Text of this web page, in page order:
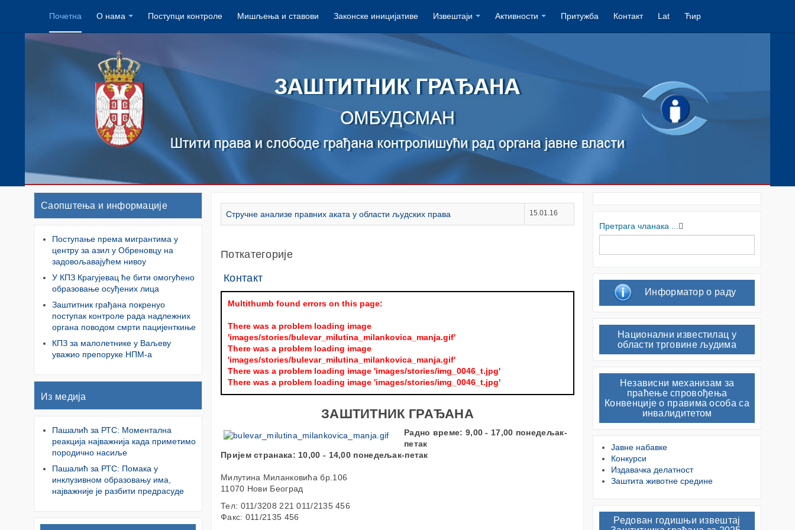
Почетна О нама Поступци контроле Мишљења и ставови Законске иницијативе Извештаји Активности Притужба Контакт Lat Ћир
Стручне анализе правних аката у области људских права 15.01.16
Поткатегорије
Контакт
Multithumb found errors on this page:
There was a problem loading image
'images/stories/bulevar_milutina_milankovica_manja.gif'
There was a problem loading image
'images/stories/bulevar_milutina_milankovica_manja.gif'
There was a problem loading image 'images/stories/img_0046_t.jpg'
There was a problem loading image 'images/stories/img_0046_t.jpg'
ЗАШТИТНИК ГРАЂАНА
Радно време: 9,00 - 17,00 понедељак-
петак
Пријем странака: 10,00 - 14,00 понедељак-петак
Милутина Миланковића бр.106
11070 Нови Београд
Тел: 011/3208 221 011/2135 456
Факс: 011/2135 456
Саопштења и информације
Поступање према мигрантима у
центру за азил у Обреновцу на
задовољавајућем нивоу
У КПЗ Крагујевац ће бити омогућено
образовање осуђених лица
Заштитник грађана покренуо
поступак контроле рада надлежних
органа поводом смрти пацијенткиње
КПЗ за малолетнике у Ваљеву
уважио препоруке НПМ-а
Из медија
Пашалић за РТС: Моментална
реакција најважнија када приметимо
породично насиље
Пашалић за РТС: Помака у
инклузивном образовању има,
најважније је разбити предрасуде
Претрага чланака ...
Информатор о раду
Национални известилац у
области трговине људима
Независни механизам за
праћење спровођења
Конвенције о правима особа са
инвалидитетом
Јавне набавке
Конкурси
Издавачка делатност
Заштита животне средине
Редован годишњи извештај